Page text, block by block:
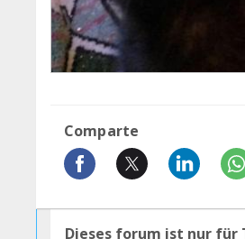
Comparte
Dieses forum ist nur für